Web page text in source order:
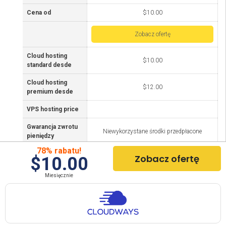
Cena od $10.00
Zobacz ofertę
Cloud hosting
standard desde
$10.00
Cloud hosting
premium desde
$12.00
VPS hosting price
Gwarancja zwrotu
pieniędzy
Niewykorzystane środki przedpłacone
Lokalizacja
serwera
Ameryka, Azja, Australia, Europa
Czas ładowania 2,11ms
78% rabatu!
$10.00
Miesięcznie
Zobacz ofertę